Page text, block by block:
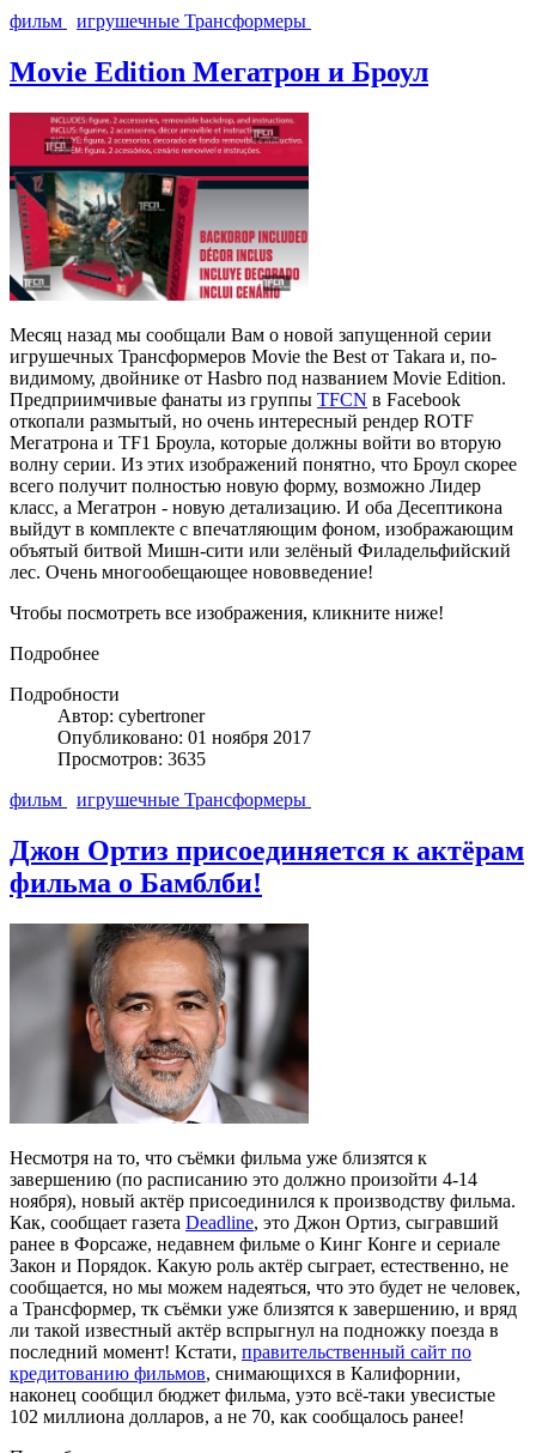
фильм
игрушечные Трансформеры
Movie Edition Мегатрон и Броул
Месяц назад мы сообщали Вам о новой запущенной серии
игрушечных Трансформеров Movie the Best от Takara и, по-
видимому, двойнике от Hasbro под названием Movie Edition.
Предприимчивые фанаты из группы TFCN в Facebook
откопали размытый, но очень интересный рендер ROTF
Мегатрона и TF1 Броула, которые должны войти во вторую
волну серии. Из этих изображений понятно, что Броул скорее
всего получит полностью новую форму, возможно Лидер
класс, а Мегатрон - новую детализацию. И оба Десептикона
выйдут в комплекте с впечатляющим фоном, изображающим
объятый битвой Мишн-сити или зелёный Филадельфийский
лес. Очень многообещающее нововведение!
Чтобы посмотреть все изображения, кликните ниже!
Подробнее
Подробности
Автор: cybertroner
Опубликовано: 01 ноября 2017
Просмотров: 3635
фильм
игрушечные Трансформеры
Джон Ортиз присоединяется к актёрам
фильма о Бамблби!
Несмотря на то, что съёмки фильма уже близятся к
завершению (по расписанию это должно произойти 4-14
ноября), новый актёр присоединился к производству фильма.
Как, сообщает газета Deadline, это Джон Ортиз, сыгравший
ранее в Форсаже, недавнем фильме о Кинг Конге и сериале
Закон и Порядок. Какую роль актёр сыграет, естественно, не
сообщается, но мы можем надеяться, что это будет не человек,
а Трансформер, тк съёмки уже близятся к завершению, и вряд
ли такой известный актёр вспрыгнул на подножку поезда в
последний момент! Кстати, правительственный сайт по
кредитованию фильмов, снимающихся в Калифорнии,
наконец сообщил бюджет фильма, уэто всё-таки увесистые
102 миллиона долларов, а не 70, как сообщалось ранее!